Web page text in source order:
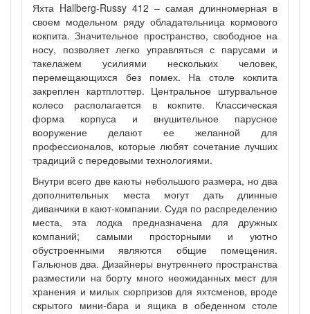
Яхта Hallberg-Russy 412 – самая длинномерная в
своем модельном ряду обладательница кормового
кокпита. Значительное пространство, свободное на
носу, позволяет легко управляться с парусами и
такелажем усилиями нескольких человек,
перемещающихся без помех. На столе кокпита
закреплен картплоттер. Центральное штурвальное
колесо располагается в кокпите. Классическая
форма корпуса и внушительное парусное
вооружение делают ее желанной для
профессионалов, которые любят сочетание лучших
традиций с передовыми технологиями.
Внутри всего две каюты небольшого размера, но два
дополнительных места могут дать длинные
диванчики в кают-компании. Судя по распределению
места, эта лодка предназначена для дружных
компаний; самыми просторными и уютно
обустроенными являются общие помещения.
Гальюнов два. Дизайнеры внутреннего пространства
разместили на борту много неожиданных мест для
хранения и милых сюрпризов для яхтсменов, вроде
скрытого мини-бара и ящика в обеденном столе